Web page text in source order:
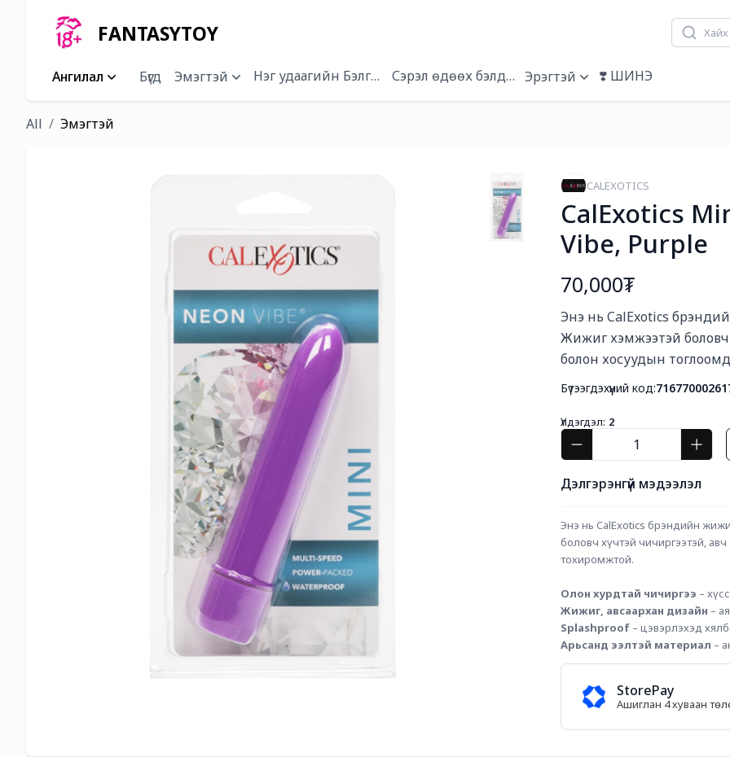
FANTASYTOY
Ангилал Бүгд Эмэгтэй Нэг удаагийн БэлгэвчСэрэл өдөөх бэлдмэлЭрэгтэй ❣️ ШИНЭ
All Эмэгтэй
CALEXOTICS
CalExotics
Vibe, Purple
70,000₮
Энэ нь CalExotics
Жижиг хэмжээтэй боловч
болон хосуудын
Бүтээгдэхүүний код:
Үлдэгдэл: 2
Дэлгэрэнгүй мэдээлэл
Энэ нь CalExotics брэндийн
боловч хүчтэй чичиргээтэй,
тохиромжтой.
Олон хурдтай чичиргээ –
Жижиг, авсаархан дизайн –
Splashproof – цэвэрлэхэд
Арьсанд ээлтэй материал –
StorePay
Ашиглан 4 хуваан